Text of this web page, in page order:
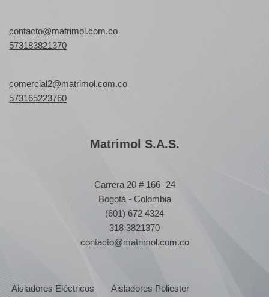
contacto@matrimol.com.co
573183821370
comercial2@matrimol.com.co
573165223760
Matrimol S.A.S.
Carrera 20 # 166 -24
Bogotá - Colombia
(601) 672 4324
318 3821370
contacto@matrimol.com.co
Aisladores Eléctricos Aisladores Poliester